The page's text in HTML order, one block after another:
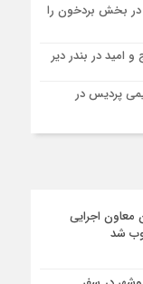
در بخش بردخون را
امید در بندر دیر
پردیس در
معاون اجرایی
شد